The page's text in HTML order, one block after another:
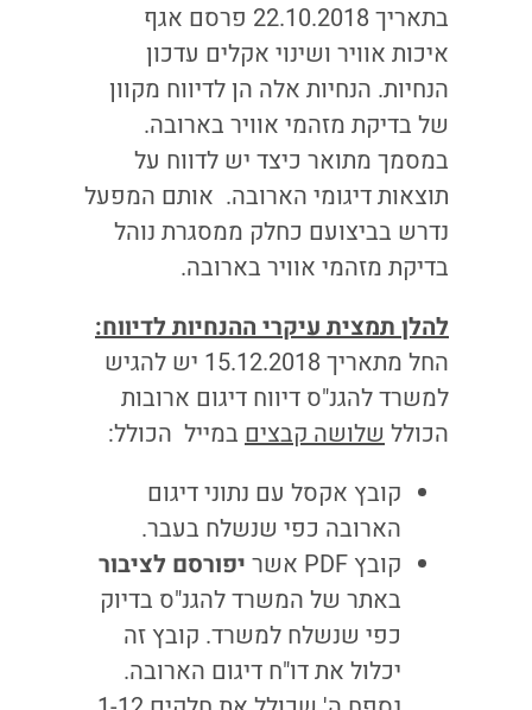
בתאריך 22.10.2018 פרסם אגף
איכות אוויר ושינוי אקלים עדכון
הנחיות. הנחיות אלה הן לדיווח מקוון
של בדיקת מזהמי אוויר בארובה.
במסמך מתואר כיצד יש לדווח על
תוצאות דיגומי הארובה. אותם המפעל
נדרש בביצועם כחלק ממסגרת נוהל
בדיקת מזהמי אוויר בארובה.
להלן תמצית עיקרי ההנחיות לדיווח:
החל מתאריך 15.12.2018 יש להגיש
למשרד להגנ"ס דיווח דיגום ארובות
הכוללשלושה קבצים במייל הכולל:
קובץ אקסל עם נתוני דיגום
הארובה כפי שנשלח בעבר.
קובץ PDF אשר
יפורסם לציבור
באתר של המשרד להגנ"ס בדיוק
כפי שנשלח למשרד. קובץ זה
יכלול את דו"ח דיגום הארובה.